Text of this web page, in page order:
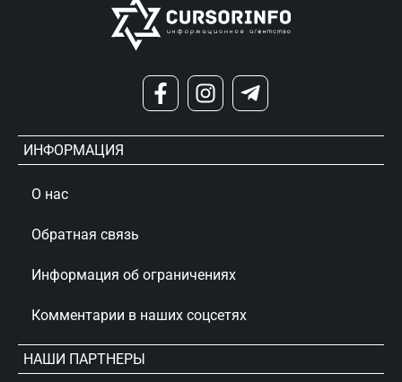
ИНФОРМАЦИЯ
О нас
Обратная связь
Информация об ограничениях
Комментарии в наших соцсетях
НАШИ ПАРТНЕРЫ